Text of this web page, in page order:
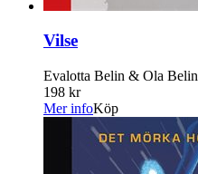
Vilse
Evalotta Belin & Ola Belin
198 kr
Mer infoKöp